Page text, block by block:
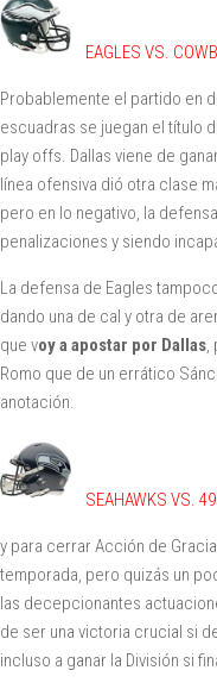
EAGLES VS.
Probablemente el partido en
escuadras se juegan el título
play offs. Dallas viene de
línea ofensiva dió otra clase
pero en lo negativo, la
penalizaciones y siendo
La defensa de Eagles
dando una de cal y otra de
que voy a apostar por Dallas,
Romo que de un errático
anotación.
SEAHAWKS VS.
y para cerrar Acción de
temporada, pero quizás un
las decepcionantes
de ser una victoria crucial si
incluso a ganar la División si